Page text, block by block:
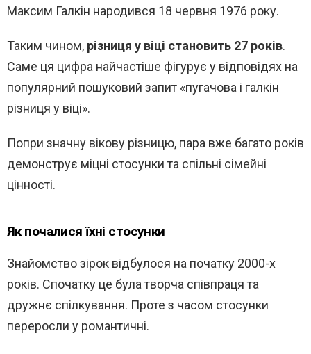
Максим Галкін народився 18 червня 1976 року.
Таким чином, різниця у віці становить 27 років.
Саме ця цифра найчастіше фігурує у відповідях на
популярний пошуковий запит «пугачова і галкін
різниця у віці».
Попри значну вікову різницю, пара вже багато років
демонструє міцні стосунки та спільні сімейні
цінності.
Як почалися їхні стосунки
Знайомство зірок відбулося на початку 2000-х
років. Спочатку це була творча співпраця та
дружнє спілкування. Проте з часом стосунки
переросли у романтичні.